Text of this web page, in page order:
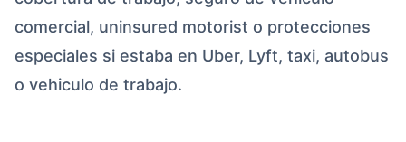
comercial, uninsured motorist o protecciones
especiales si estaba en Uber, Lyft, taxi, autobus
o vehiculo de trabajo.